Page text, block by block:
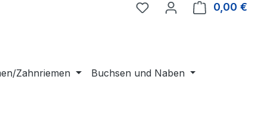
0,00 €
Zahnriemen
Buchsen und Naben